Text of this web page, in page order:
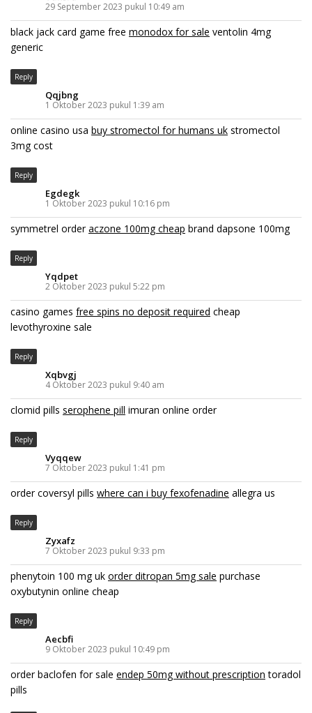
29 September 2023 pukul 10:49 am
black jack card game free monodox for sale ventolin 4mg
generic
Reply
Qqjbng
1 Oktober 2023 pukul 1:39 am
online casino usa buy stromectol for humans uk stromectol
3mg cost
Reply
Egdegk
1 Oktober 2023 pukul 10:16 pm
symmetrel orderaczone 100mg cheap brand dapsone 100mg
Reply
Yqdpet
2 Oktober 2023 pukul 5:22 pm
casino games free spins no deposit required cheap
levothyroxine sale
Reply
Xqbvgj
4 Oktober 2023 pukul 9:40 am
clomid pills serophene pill imuran online order
Reply
Vyqqew
7 Oktober 2023 pukul 1:41 pm
order coversyl pills where can i buy fexofenadine allegra us
Reply
Zyxafz
7 Oktober 2023 pukul 9:33 pm
phenytoin 100 mg uk order ditropan 5mg sale purchase
oxybutynin online cheap
Reply
Aecbfi
9 Oktober 2023 pukul 10:49 pm
order baclofen for sale endep 50mg without prescription toradol
pills